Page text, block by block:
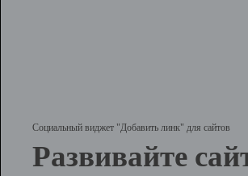
Социальный виджет "Добавить линк" для сайтов
Развивайте